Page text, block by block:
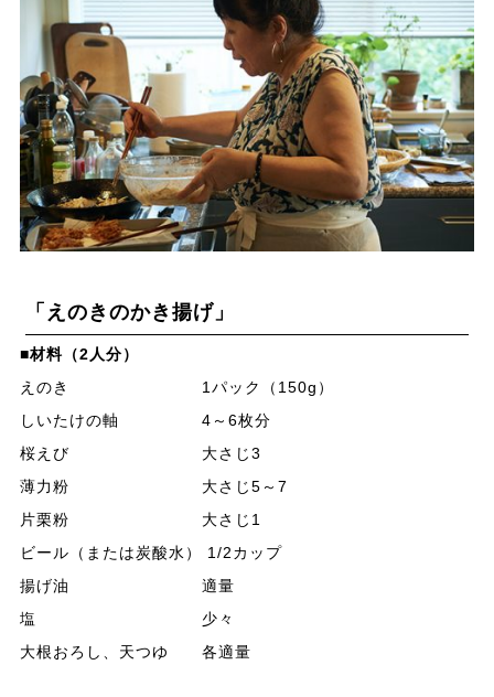
「えのきのかき揚げ」
■材料（2人分）
えのき 1パック（150g）
しいたけの軸 4～6枚分
桜えび 大さじ3
薄力粉 大さじ5～7
片栗粉 大さじ1
ビール（または炭酸水） 1/2カップ
揚げ油 適量
塩 少々
大根おろし、天つゆ 各適量